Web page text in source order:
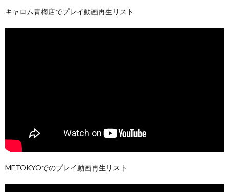
キャロム青梅店でプレイ動画再生リスト
METOKYOでのプレイ動画再生リスト